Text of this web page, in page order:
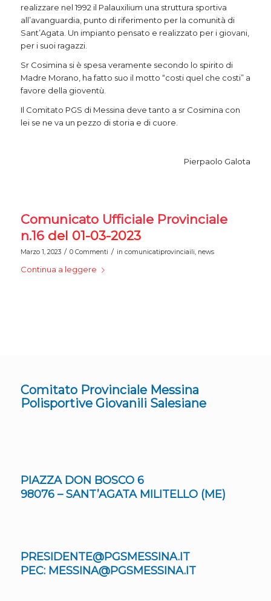
realizzare nel 1992 il Palauxilium una struttura sportiva
all’avanguardia, punto di riferimento per la comunità di
Sant’Agata. Un impianto pensato e realizzato per i giovani,
per i suoi ragazzi.
Sr Cosimina si è spesa veramente secondo lo spirito di
Madre Morano, ha fatto suo il motto “costi quel che costi” a
favore della gioventù.
Il Comitato PGS di Messina deve tanto a sr Cosimina con
lei se ne va un pezzo di storia e di cuore.
Pierpaolo Galota
Comunicato Ufficiale Provinciale
n.16 del 01-03-2023
Marzo 1, 2023 / 0 Commenti / in comunicatiprovinciaili, news
Continua a leggere
Comitato Provinciale Messina
Polisportive Giovanili Salesiane
PIAZZA DON BOSCO 6
98076 – SANT’AGATA MILITELLO (ME)
PRESIDENTE@PGSMESSINA.IT
PEC: MESSINA@PGSMESSINA.IT